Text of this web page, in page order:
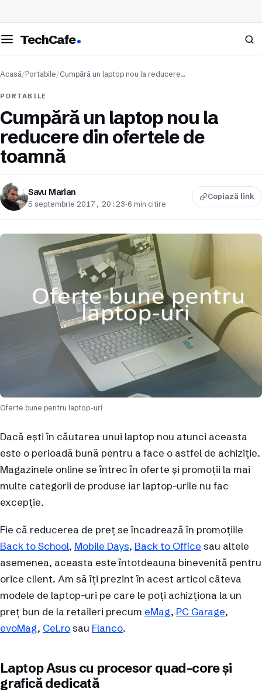
meniul
TechCafe Caută
Acasă/Portabile/Cumpără un laptop nou la reducere…
PORTABILE
Cumpără un laptop nou la
reducere din ofertele de
toamnă
Savu Marian
5 septembrie 2017, 20:23·6 min citire
Copiază link
Oferte bune pentru laptop-uri
Dacă ești în căutarea unui laptop nou atunci aceasta
este o perioadă bună pentru a face o astfel de achiziție.
Magazinele online se întrec în oferte și promoții la mai
multe categorii de produse iar laptop-urile nu fac
excepție.
Fie că reducerea de preț se încadrează în promoțiile
Back to School, Mobile Days, Back to Office sau altele
asemenea, aceasta este întotdeauna binevenită pentru
orice client. Am să îți prezint în acest articol câteva
modele de laptop-uri pe care le poți achizționa la un
preț bun de la retaileri precum eMag, PC Garage,
evoMag, Cel.rosau Flanco.
Laptop Asus cu procesor quad-core și
grafică dedicată